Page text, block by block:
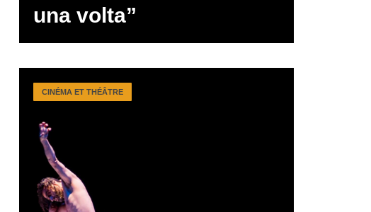
una volta”
CINÉMA ET THÉÂTRE